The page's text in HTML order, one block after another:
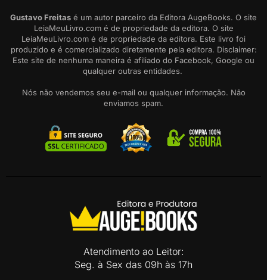
Gustavo Freitas é um autor parceiro da Editora AugeBooks. O site
LeiaMeuLivro.com é de propriedade da editora. O site
LeiaMeuLivro.com é de propriedade da editora. Este livro foi
produzido e é comercializado diretamente pela editora. Disclaimer:
Este site de nenhuma maneira é afiliado do Facebook, Google ou
qualquer outras entidades.
Nós não vendemos seu e-mail ou qualquer informação. Não
enviamos spam.
Atendimento ao Leitor:
Seg. à Sex das 09h às 17h